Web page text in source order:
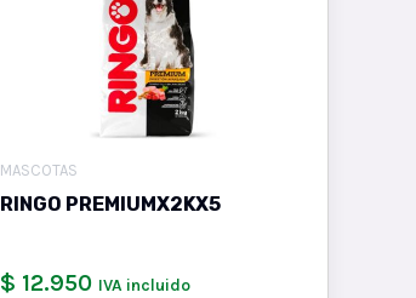
MASCOTAS
RINGO PREMIUMX2KX5
$ 12.950 IVA incluido